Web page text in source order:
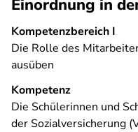
Einordnung in
Kompetenzbereich I
Die Rolle des
ausüben
Kompetenz
Die Schülerinnen und
der Sozialversicherung